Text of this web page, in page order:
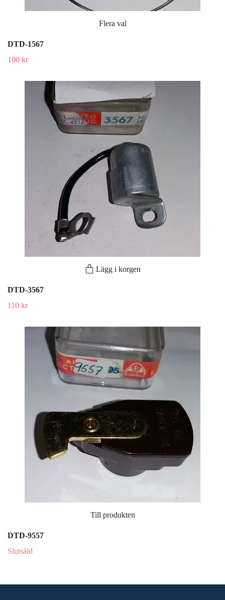
Flera val
DTD-1567
100 kr
Lägg i korgen
DTD-3567
110 kr
Till produkten
DTD-9557
Slutsåld